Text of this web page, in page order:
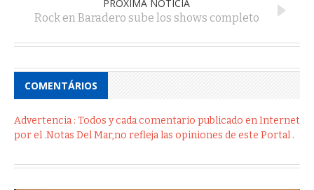
PRÓXIMA NOTÍCIA
Rock en Baradero sube los shows completo
COMENTÁRIOS
Advertencia : Todos y cada comentario publicado en Internet
por el .Notas Del Mar,no refleja las opiniones de este Portal .